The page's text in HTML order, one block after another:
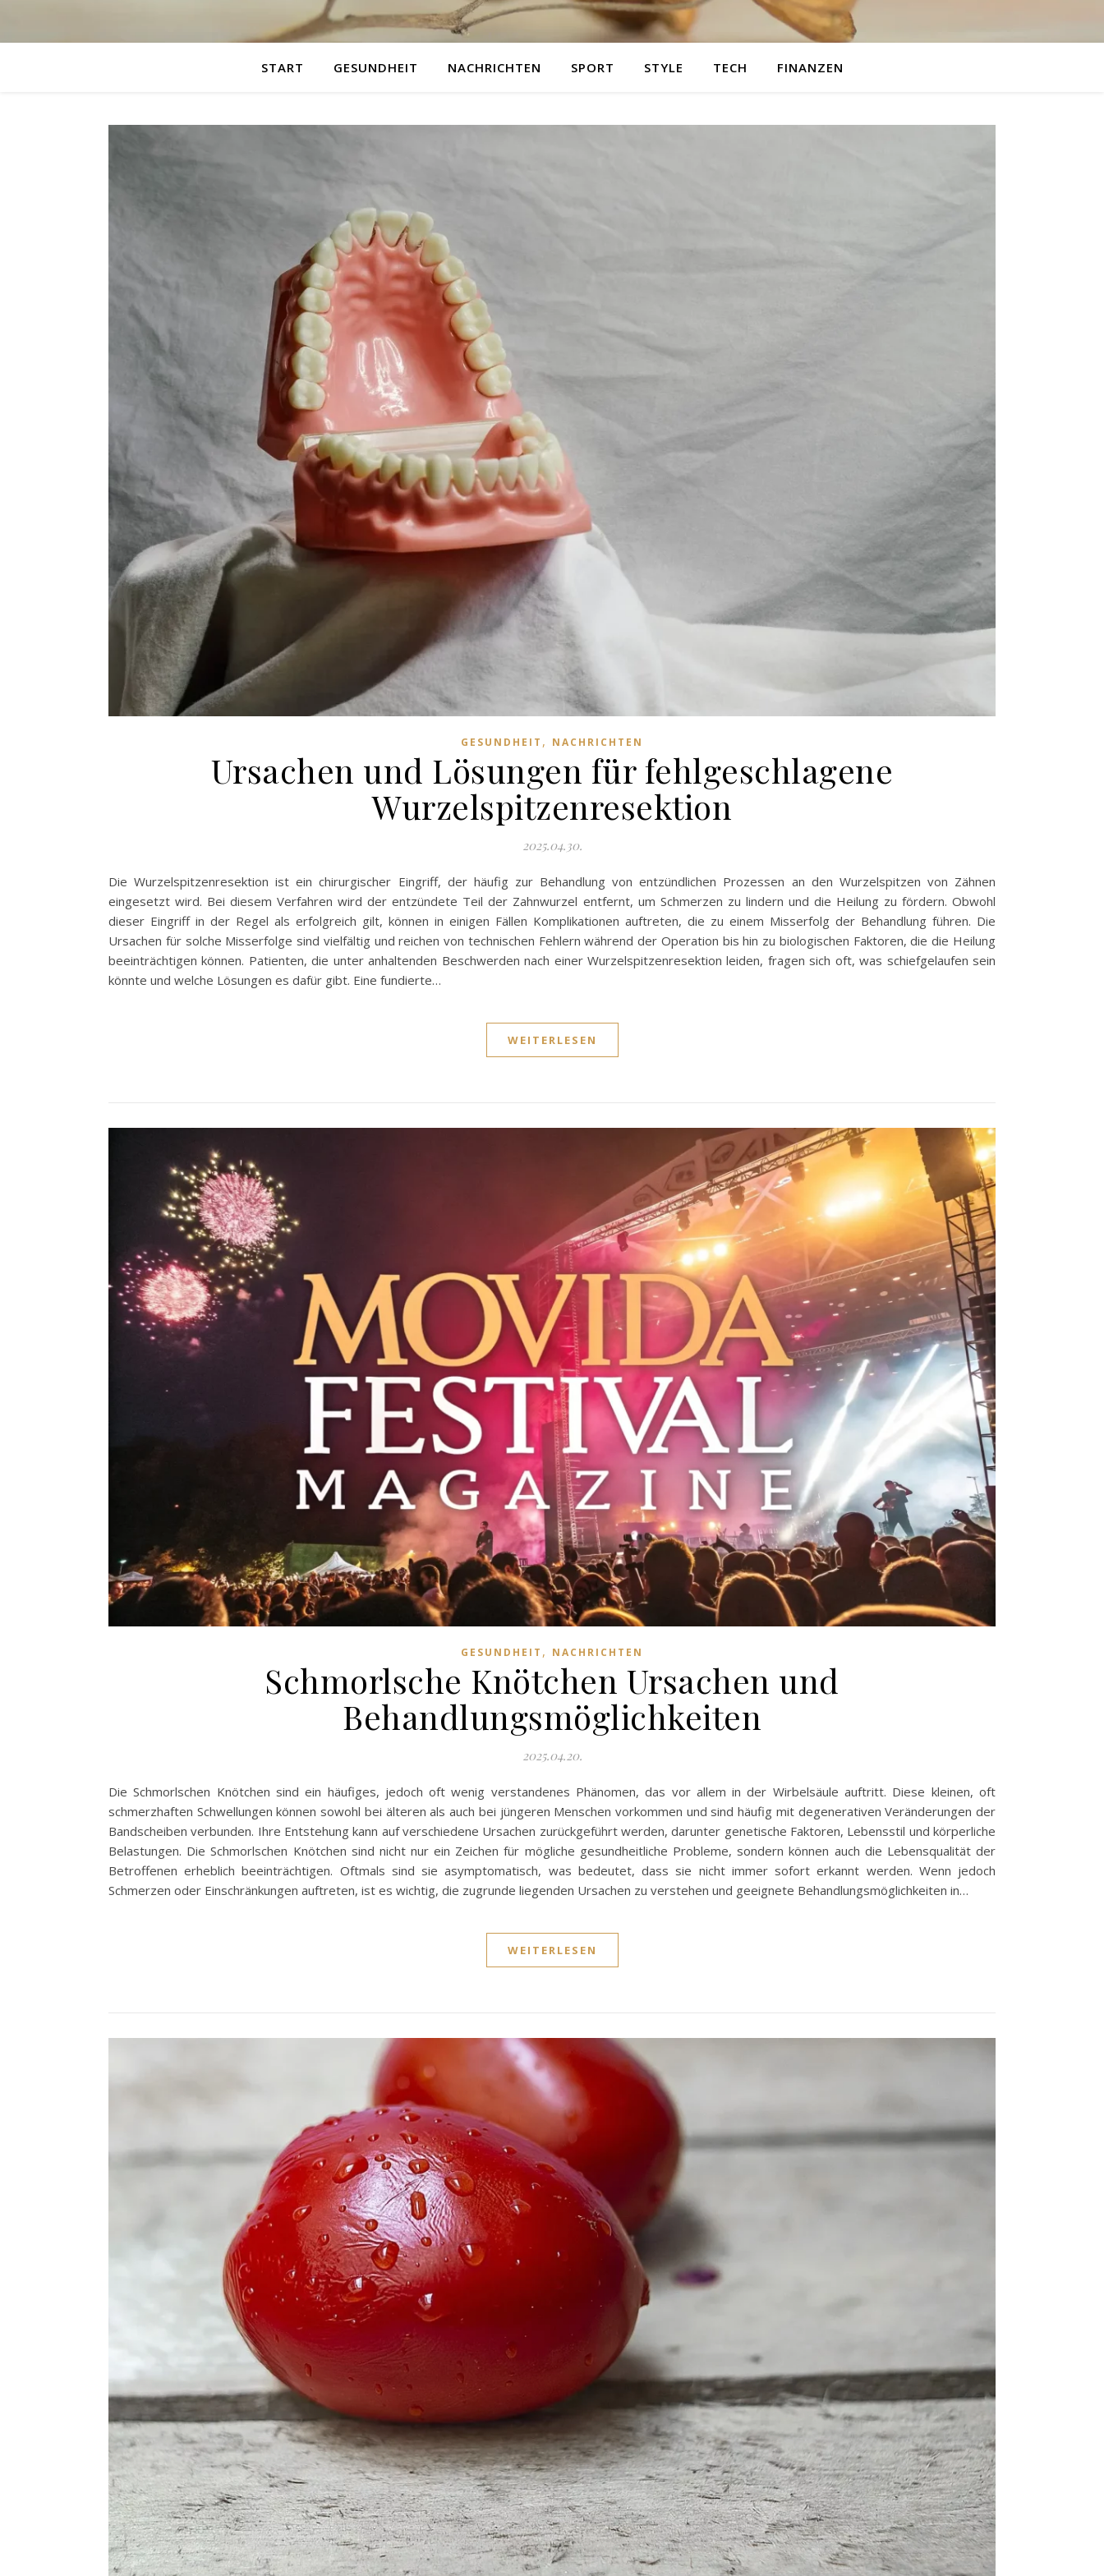
START GESUNDHEIT NACHRICHTEN SPORT STYLE TECH FINANZEN
GESUNDHEIT , NACHRICHTEN
Ursachen und Lösungen für fehlgeschlagene
Wurzelspitzenresektion
2025.04.30.
Die Wurzelspitzenresektion ist ein chirurgischer Eingriff, der häufig zur Behandlung von entzündlichen Prozessen an den Wurzelspitzen von Zähnen
eingesetzt wird. Bei diesem Verfahren wird der entzündete Teil der Zahnwurzel entfernt, um Schmerzen zu lindern und die Heilung zu fördern. Obwohl
dieser Eingriff in der Regel als erfolgreich gilt, können in einigen Fällen Komplikationen auftreten, die zu einem Misserfolg der Behandlung führen. Die
Ursachen für solche Misserfolge sind vielfältig und reichen von technischen Fehlern während der Operation bis hin zu biologischen Faktoren, die die Heilung
beeinträchtigen können. Patienten, die unter anhaltenden Beschwerden nach einer Wurzelspitzenresektion leiden, fragen sich oft, was schiefgelaufen sein
könnte und welche Lösungen es dafür gibt. Eine fundierte…
WEITERLESEN
GESUNDHEIT , NACHRICHTEN
Schmorlsche Knötchen Ursachen und
Behandlungsmöglichkeiten
2025.04.20.
Die Schmorlschen Knötchen sind ein häufiges, jedoch oft wenig verstandenes Phänomen, das vor allem in der Wirbelsäule auftritt. Diese kleinen, oft
schmerzhaften Schwellungen können sowohl bei älteren als auch bei jüngeren Menschen vorkommen und sind häufig mit degenerativen Veränderungen der
Bandscheiben verbunden. Ihre Entstehung kann auf verschiedene Ursachen zurückgeführt werden, darunter genetische Faktoren, Lebensstil und körperliche
Belastungen. Die Schmorlschen Knötchen sind nicht nur ein Zeichen für mögliche gesundheitliche Probleme, sondern können auch die Lebensqualität der
Betroffenen erheblich beeinträchtigen. Oftmals sind sie asymptomatisch, was bedeutet, dass sie nicht immer sofort erkannt werden. Wenn jedoch
Schmerzen oder Einschränkungen auftreten, ist es wichtig, die zugrunde liegenden Ursachen zu verstehen und geeignete Behandlungsmöglichkeiten in…
WEITERLESEN